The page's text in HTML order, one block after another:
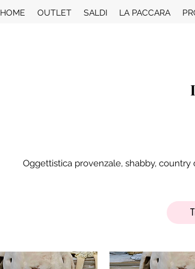
HOME OUTLET SALDI LA PACCARA
Oggettistica provenzale, shabby,